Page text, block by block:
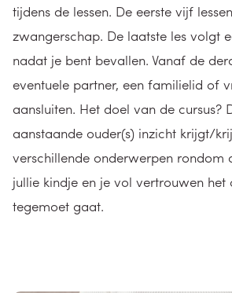
tijdens de lessen. De eerste vijf
zwangerschap. De laatste les volgt
nadat je bent bevallen. Vanaf de
eventuele partner, een familielid of
aansluiten. Het doel van de cursus?
aanstaande ouder(s) inzicht krijgt/
verschillende onderwerpen rondom
jullie kindje en je vol vertrouwen het
tegemoet gaat.